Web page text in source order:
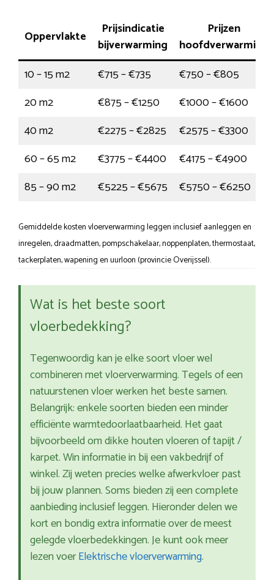
Oppervlakte
Prijsindicatie
bijverwarming
Prijzen
hoofdverwarming
10 – 15 m2
€715 – €735
€750 – €805
20 m2
€875 – €1250
€1000 – €1600
40 m2
€2275 – €2825
€2575 – €3300
60 – 65 m2
€3775 – €4400
€4175 – €4900
85 – 90 m2
€5225 – €5675 €5750 – €6250
Gemiddelde kosten vloerverwarming leggen inclusief aanleggen en
inregelen, draadmatten, pompschakelaar, noppenplaten, thermostaat,
tackerplaten, wapening en uurloon (provincie Overijssel).
Wat is het beste soort
vloerbedekking?
Tegenwoordig kan je elke soort vloer wel
combineren met vloerverwarming. Tegels of een
natuurstenen vloer werken het beste samen.
Belangrijk: enkele soorten bieden een minder
efficiënte warmtedoorlaatbaarheid. Het gaat
bijvoorbeeld om dikke houten vloeren of tapijt /
karpet. Win informatie in bij een vakbedrijf of
winkel. Zij weten precies welke afwerkvloer past
bij jouw plannen. Soms bieden zij een complete
aanbieding inclusief leggen. Hieronder delen we
kort en bondig extra informatie over de meest
gelegde vloerbedekkingen. Je kunt ook meer
lezen voerElektrische vloerverwarming.